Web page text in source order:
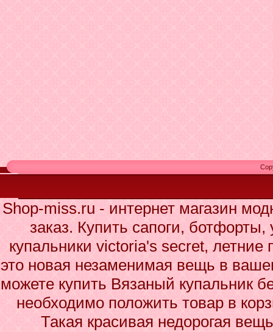
Shop-miss.ru - интернет магазин
заказ. Купить сапоги,
купальники victoria's secret,
это новая незаменимая вещь в
можете купить Вязаный купальник
необходимо положить товар в
Такая красивая недорогая